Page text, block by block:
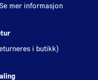
Se mer informasjon
i butikk)